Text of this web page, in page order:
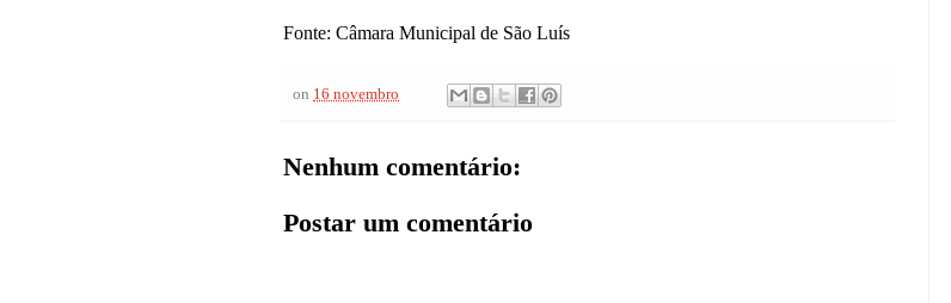
Fonte: Câmara Municipal de São Luís
on 16 novembro
Nenhum comentário:
Postar um comentário